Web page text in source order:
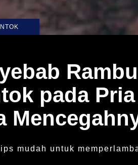
pada
mudah untuk